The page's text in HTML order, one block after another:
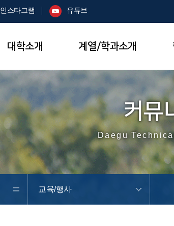
인스타그램 유튜브
대학소개 계열/학과소개
커뮤
Daegu
교육/행사